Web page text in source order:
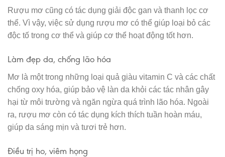
Rượu mơ cũng có tác dụng giải độc gan và thanh lọc cơ
thể. Vì vậy, việc sử dụng rượu mơ có thể giúp loại bỏ các
độc tố trong cơ thể và giúp cơ thể hoạt động tốt hơn.
Làm đẹp da, chống lão hóa
Mơ là một trong những loại quả giàu vitamin C và các chất
chống oxy hóa, giúp bảo vệ làn da khỏi các tác nhân gây
hại từ môi trường và ngăn ngừa quá trình lão hóa. Ngoài
ra, rượu mơ còn có tác dụng kích thích tuần hoàn máu,
giúp da sáng mịn và tươi trẻ hơn.
Điều trị ho, viêm họng